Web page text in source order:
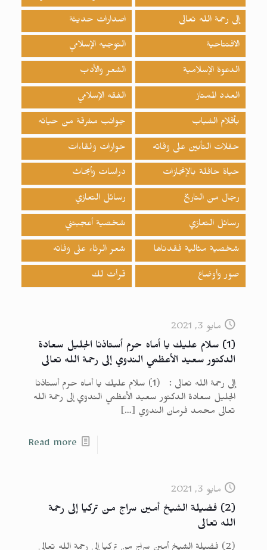
إلى رحمة الله تعالى اصدارات حدیثة
الافتتاحية التوجيه الإسلامي
الدعوة الإسلامية الشعر والأدب
العدد الممتاز الفقه الإسلامي
بأقلام الشباب جوانب مشرقة من حياته
حفلات التأبين على وفاته حوارات ولقاءات
حياة حافلة بالإنجازات دراسات وأبحاث
رجال من التاريخ رسائل التعازي
رسائل التعازي شخصية أعجبتني
شخصية مثالية فقدناها شعر الرثاء على وفاته
صور وأوضاع قرأت لك
مايو 3, 2021
(1) سلام عليك يا أماه حرم أستاذنا الجليل سعادة
الدكتور سعيد الأعظمي الندوي إلى رحمة الله تعالى
إلى رحمة الله تعالى : (1) سلام عليك يا أماه حرم أستاذنا
الجليل سعادة الدكتور سعيد الأعظمي الندوي إلى رحمة الله
تعالى محمد فرمان الندوي […]
Read more
مايو 3, 2021
(2) فضيلة الشيخ أمين سراج من تركيا إلى رحمة
الله تعالى